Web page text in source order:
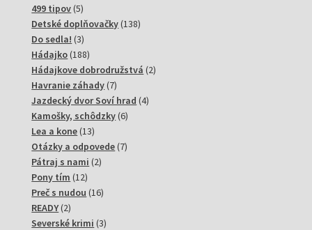
produktov
499 tipov 55
produktov
Detské doplňovačky 138138
Do sedla! 33
produkty
Hádajko 188188
produktov
Hádajkove dobrodružstvá 22
Havranie záhady 77
produktov
Jazdecký dvor Soví hrad 44
Kamošky, schôdzky 66
Lea a kone 1313
produktov
Otázky a odpovede 77
Pátraj s nami 22
Pony tím 1212
produktov
Preč s nudou 1616
READY 22
produkty
Severské krimi 33